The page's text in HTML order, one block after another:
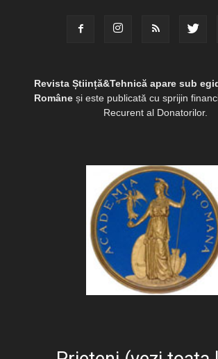
Revista Știință&Tehnică apare sub
Româneși este publicată cu sprijin
Recurent al Donatorilor.